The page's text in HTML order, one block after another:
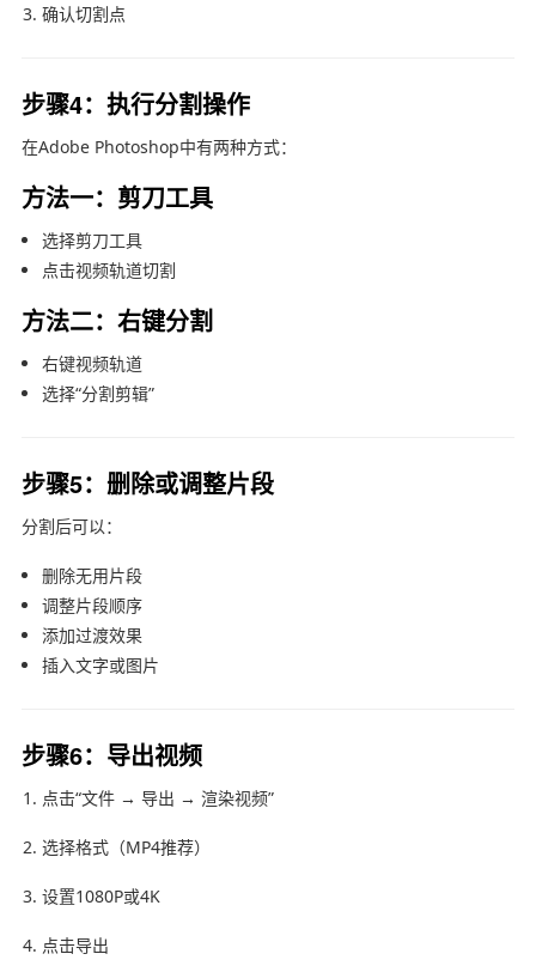
确认切割点
步骤4：执行分割操作
在Adobe Photoshop中有两种方式：
方法一：剪刀工具
选择剪刀工具
点击视频轨道切割
方法二：右键分割
右键视频轨道
选择“分割剪辑”
步骤5：删除或调整片段
分割后可以：
删除无用片段
调整片段顺序
添加过渡效果
插入文字或图片
步骤6：导出视频
点击“文件 → 导出 → 渲染视频”
选择格式（MP4推荐）
设置1080P或4K
点击导出